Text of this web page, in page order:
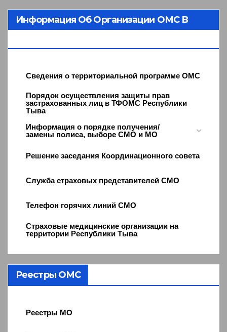
Информация Об Организации ОМС В
Сведения о территориальной программе ОМС
Порядок осуществления защиты прав
застрахованных лиц в ТФОМС Республики
Тыва
Информация о порядке получения/
замены полиса, выборе СМО и МО
Решение заседания Координационного совета
Служба страховых представителей СМО
Телефон горячих линий СМО
Страховые медицинские организации на
территории Республики Тыва
Реестры ОМС
Реестры МО